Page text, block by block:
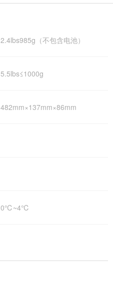
2.4lbs985g（不包含电池）
5.5lbs≤1000g
482mm×137mm×86mm
0℃~4℃